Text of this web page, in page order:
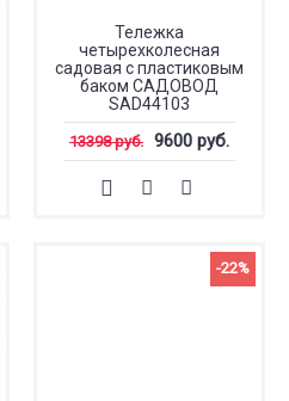
Тележка
четырехколесная
садовая с пластиковым
баком САДОВОД
SAD44103
13398 руб. 9600 руб.
-22%